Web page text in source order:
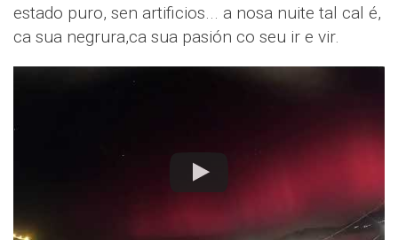
estado puro, sen artificios... a nosa nuite tal cal é,
ca sua negrura,ca sua pasión co seu ir e vir.